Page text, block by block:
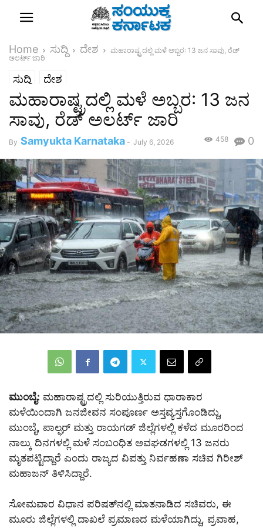
Home ಸುದ್ದಿ ದೇಶ
ಮಹಾರಾಷ್ಟ್ರದಲ್ಲಿ ಮಳೆ ಅಬ್ಬರ: 13 ಜನ ಸಾವು, ರೆಡ್
ಅಲರ್ಟ್ ಜಾರಿ
ಸುದ್ದಿ ದೇಶ
ಮಹಾರಾಷ್ಟ್ರದಲ್ಲಿ ಮಳೆ ಅಬ್ಬರ: 13 ಜನ
ಸಾವು, ರೆಡ್ ಅಲರ್ಟ್ ಜಾರಿ
By Samyukta Karnataka - July 6, 2026 0
458
ಮುಂಬೈ: ಮಹಾರಾಷ್ಟ್ರದಲ್ಲಿ ಸುರಿಯುತ್ತಿರುವ ಧಾರಾಕಾರ
ಮಳೆಯಿಂದಾಗಿ ಜನಜೀವನ ಸಂಪೂರ್ಣ ಅಸ್ತವ್ಯಸ್ತಗೊಂಡಿದ್ದು,
ಮುಂಬೈ, ಪಾಲ್ಘರ್ ಮತ್ತು ರಾಯಗಡ್ ಜಿಲ್ಲೆಗಳಲ್ಲಿ ಕಳೆದ ಮೂರರಿಂದ
ನಾಲ್ಕು ದಿನಗಳಲ್ಲಿ ಮಳೆ ಸಂಬಂಧಿತ ಅವಘಡಗಳಲ್ಲಿ 13 ಜನರು
ಮೃತಪಟ್ಟಿದ್ದಾರೆ ಎಂದು ರಾಜ್ಯದ ವಿಪತ್ತು ನಿರ್ವಹಣಾ ಸಚಿವ ಗಿರೀಶ್
ಮಹಾಜನ್ ತಿಳಿಸಿದ್ದಾರೆ.
ಸೋಮವಾರ ವಿಧಾನ ಪರಿಷತ್‌ನಲ್ಲಿ ಮಾತನಾಡಿದ ಸಚಿವರು, ಈ
ಮೂರು ಜಿಲ್ಲೆಗಳಲ್ಲಿ ದಾಖಲೆ ಪ್ರಮಾಣದ ಮಳೆಯಾಗಿದ್ದು, ಪ್ರವಾಹ,